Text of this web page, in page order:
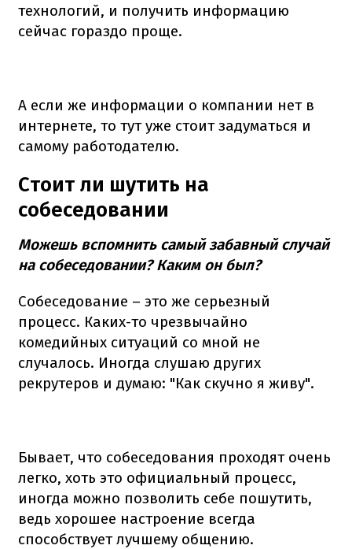
технологий, и получить информацию
сейчас гораздо проще.
А если же информации о компании нет в
интернете, то тут уже стоит задуматься и
самому работодателю.
Стоит ли шутить на
собеседовании
Можешь вспомнить самый забавный случай
на собеседовании? Каким он был?
Собеседование – это же серьезный
процесс. Каких-то чрезвычайно
комедийных ситуаций со мной не
случалось. Иногда слушаю других
рекрутеров и думаю: "Как скучно я живу".
Бывает, что собеседования проходят очень
легко, хоть это официальный процесс,
иногда можно позволить себе пошутить,
ведь хорошее настроение всегда
способствует лучшему общению.